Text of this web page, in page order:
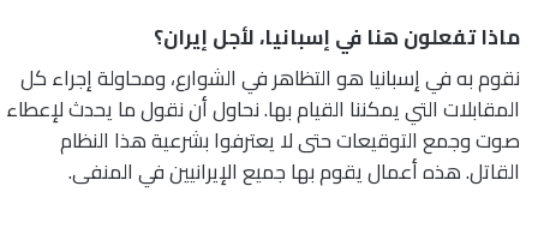
ماذا تفعلون هنا في إسبانيا، لأجل إيران؟
نقوم به في إسبانيا هو التظاهر في الشوارع، ومحاولة إجراء كل
المقابلات التي يمكننا القيام بها. نحاول أن نقول ما يحدث لإعطاء
صوت وجمع التوقيعات حتى لا يعترفوا بشرعية هذا النظام
القاتل. هذه أعمال يقوم بها جميع الإيرانيين في المنفى.